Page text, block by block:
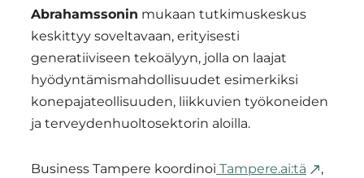
Abrahamssonin mukaan tutkimuskeskus
keskittyy soveltavaan, erityisesti
generatiiviseen tekoälyyn, jolla on laajat
hyödyntämismahdollisuudet esimerkiksi
konepajateollisuuden, liikkuvien työkoneiden
ja terveydenhuoltosektorin aloilla.
Business Tampere koordinoi Tampere.ai:tä
,